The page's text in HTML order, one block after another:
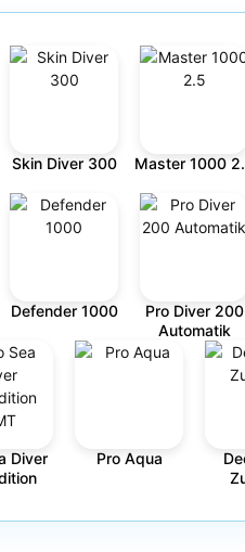
Skin Diver 300 Master 1000
Defender 1000
Pro Diver 200
Automatik
Diver
Pro Aqua